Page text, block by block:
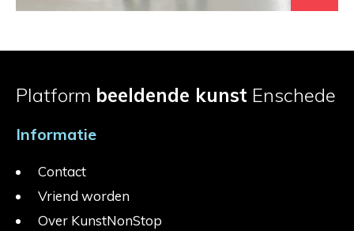
Platform beeldende kunst Enschede
Informatie
Contact
Vriend worden
Over KunstNonStop